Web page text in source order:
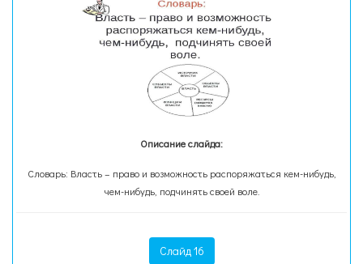
Описание слайда:
Словарь: Власть – право и возможность распоряжаться кем-нибудь,
чем-нибудь, подчинять своей воле.
Слайд 16